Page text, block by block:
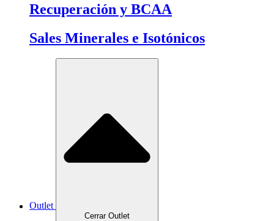
Recuperación y BCAA
Sales Minerales e Isotónicos
Outlet
Cerrar Outlet